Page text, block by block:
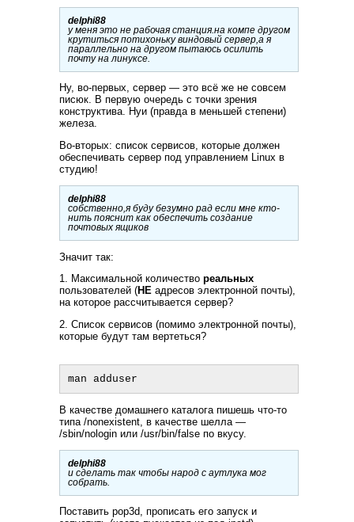
delphi88
у меня это не рабочая станция.на компе другом
крутиться потихоньку виндовый сервер,а я
параллельно на другом пытаюсь осилить
почту на линуксе.
Ну, во-первых, сервер — это всё же не совсем
писюк. В первую очередь с точки зрения
конструктива. Нуи (правда в меньшей степени)
железа.
Во-вторых: список сервисов, которые должен
обеспечивать сервер под управлением Linux в
студию!
delphi88
собственно,я буду безумно рад если мне кто-
нить пояснит как обеспечить создание
почтовых ящиков
Значит так:
1. Максимальной количество реальных
пользователей (НЕ адресов электронной почты),
на которое рассчитывается сервер?
2. Список сервисов (помимо электронной почты),
которые будут там вертеться?
В качестве домашнего каталога пишешь что-то
типа /nonexistent, в качестве шелла —
/sbin/nologin или /usr/bin/false по вкусу.
delphi88
и сделать так чтобы народ с аутлука мог
собрать.
Поставить pop3d, прописать его запуск и